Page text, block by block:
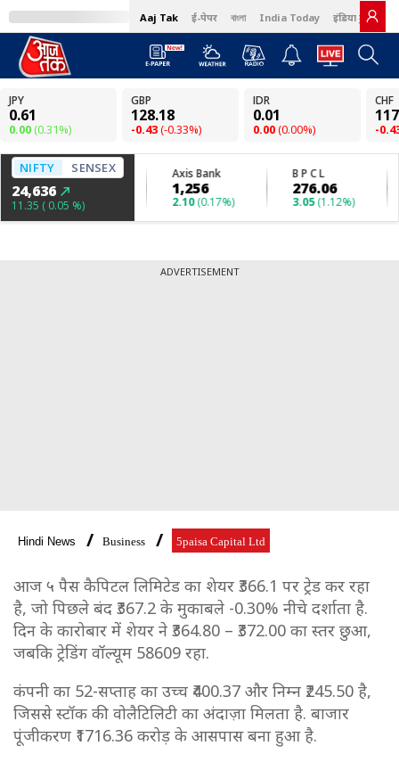
Aaj Tak ई-पेपर বাংলা India Today इंडिया टुडे हिंदी
ADVERTISEMENT
Hindi News Business 5paisa Capital Ltd
आज ५ पैस कैपिटल लिमिटेड का शेयर ₹366.1 पर ट्रेड कर रहा
है, जो पिछले बंद ₹367.2 के मुकाबले -0.30% नीचे दर्शाता है.
दिन के कारोबार में शेयर ने ₹364.80 – ₹372.00 का स्तर छुआ,
जबकि ट्रेडिंग वॉल्यूम 58609 रहा.
कंपनी का 52-सप्ताह का उच्च ₹400.37 और निम्न ₹245.50 है,
जिससे स्टॉक की वोलैटिलिटी का अंदाज़ा मिलता है. बाजार
पूंजीकरण ₹1716.36 करोड़ के आसपास बना हुआ है.